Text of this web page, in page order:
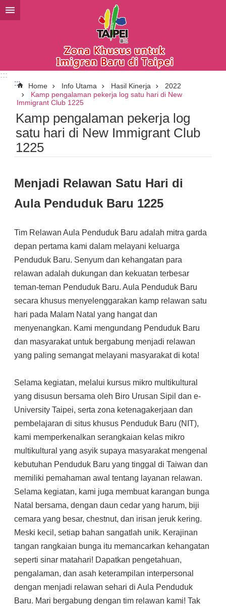
Lompat ke blok konten utama
:::
:::
Home Info Utama Hasil Kinerja
2022
Kamp pengalaman pekerja log satu hari di New
Immigrant Club 1225
Kamp pengalaman pekerja log
satu hari di New Immigrant Club
1225
Menjadi Relawan Satu Hari di
Aula Penduduk Baru 1225
Tim Relawan Aula Penduduk Baru adalah mitra garda
depan pertama kami dalam melayani keluarga
Penduduk Baru. Senyum dan kehangatan para
relawan adalah dukungan dan kekuatan terbesar
teman-teman Penduduk Baru. Aula Penduduk Baru
secara khusus menyelenggarakan kamp relawan satu
hari pada Malam Natal yang hangat dan
menyenangkan. Kami mengundang Penduduk Baru
dan masyarakat untuk bergabung menjadi relawan
yang paling semangat melayani masyarakat di kota!
Selama kegiatan, melalui kursus mikro multikultural
yang disusun bersama oleh Biro Urusan Sipil dan e-
University Taipei, serta zona ketenagakerjaan dan
pembelajaran di situs khusus Penduduk Baru (NIT),
kami memperkenalkan serangkaian kelas mikro
multikultural yang asyik supaya masyarakat mengenal
kebutuhan Penduduk Baru yang tinggal di Taiwan dan
memiliki pemahaman awal tentang layanan relawan.
Selama kegiatan, kami juga membuat karangan bunga
Natal bersama, dengan daun cedar yang harum, biji
cemara yang besar, chestnut, dan irisan jeruk kering.
Meski kecil, setiap bahan sangatlah unik. Kerajinan
tangan rangkaian bunga itu memancarkan kehangatan
seperti sinar matahari! Dapatkan pengetahuan,
pengalaman, dan asah keterampilan interpersonal
dengan menjadi relawan sehari di Aula Penduduk
Baru. Mari bergabung dengan tim relawan kami! Tak